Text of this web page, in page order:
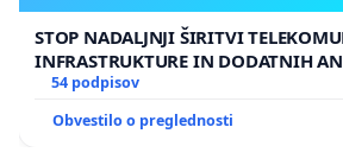
STOP NADALJNJI ŠIRITVI
INFRASTRUKTURE IN DODATNIH
GRADIŠČAKU
54 podpisov
Obvestilo o preglednosti